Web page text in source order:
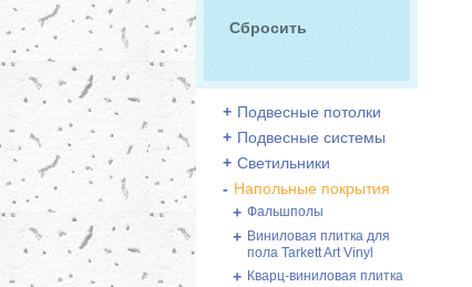
+ Подвесные потолки
+ Подвесные системы
+ Светильники
- Напольные покрытия
+ Фальшполы
+ Виниловая плитка для
пола Tarkett Art Vinyl
+ Кварц-виниловая плитка